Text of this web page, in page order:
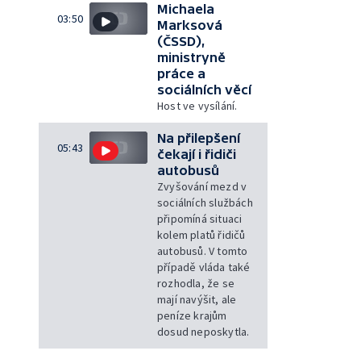
03:50
Michaela
Marksová
(ČSSD),
ministryně
práce a
sociálních věcí
Host ve vysílání.
05:43
Na přilepšení
čekají i řidiči
autobusů
Zvyšování mezd v
sociálních službách
připomíná situaci
kolem platů řidičů
autobusů. V tomto
případě vláda také
rozhodla, že se
mají navýšit, ale
peníze krajům
dosud neposkytla.